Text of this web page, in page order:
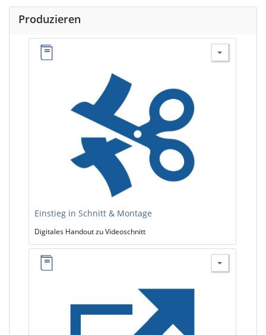
Produzieren
Einstieg in Schnitt & Montage
Digitales Handout zu Videoschnitt